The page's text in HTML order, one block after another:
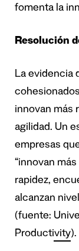
fomenta la
Resolución
La evidencia
cohesionados
innovan más
agilidad. Un
empresas
“innovan
rapidez,
alcanzan
(fuente:
Productivity).